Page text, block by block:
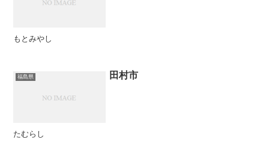
もとみやし
福島県 田村市
たむらし